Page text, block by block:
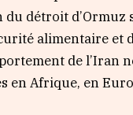
détroit d’Ormuz
alimentaire et
de l’Iran
en Afrique, en